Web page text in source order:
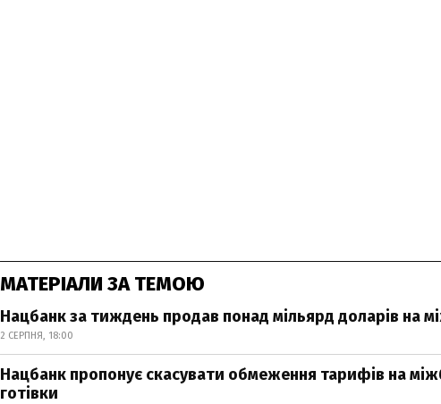
МАТЕРІАЛИ ЗА ТЕМОЮ
Нацбанк за тиждень продав понад мільярд доларів на
2 СЕРПНЯ, 18:00
Нацбанк пропонує скасувати обмеження тарифів на
готівки